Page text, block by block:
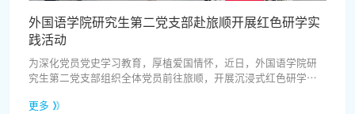
外国语学院研究生第二党支部赴旅顺开展红色研学实
践活动
为深化党员党史学习教育，厚植爱国情怀，近日，外国语学院研
究生第二党支部组织全体党员前往旅顺，开展沉浸式红色研学实
党员走进旅顺日俄监狱旧址博物馆。跟随讲解员的细致讲解，大
更多